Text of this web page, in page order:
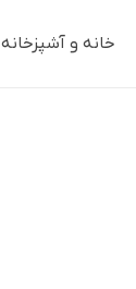
خانه و آشپزخانه